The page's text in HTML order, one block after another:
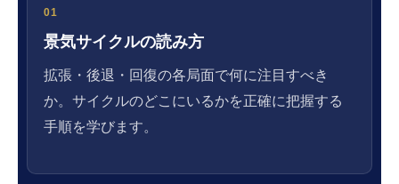
01
景気サイクルの読み方
拡張・後退・回復の各局面で何に注目すべき
か。サイクルのどこにいるかを正確に把握する
手順を学びます。